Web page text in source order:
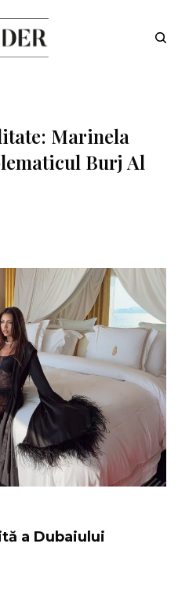
Marinela
Burj Al
a Dubaiului